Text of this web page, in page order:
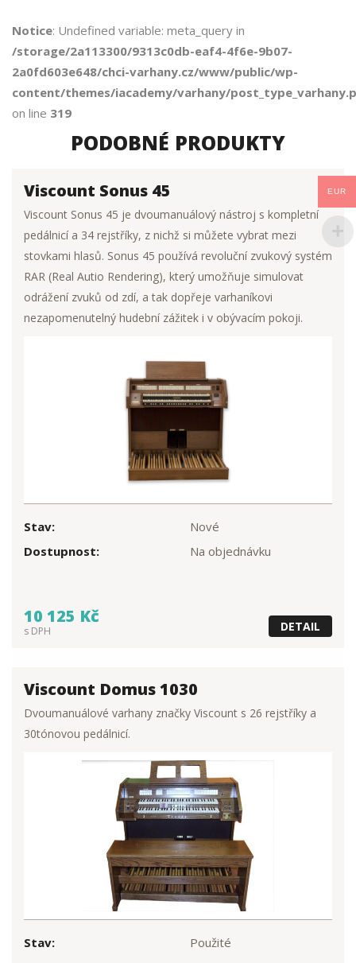
Notice: Undefined variable: meta_query in
/storage/2a113300/9313c0db-eaf4-4f6e-9b07-
2a0fd603e648/chci-varhany.cz/www/public/wp-
content/themes/iacademy/varhany/
on line 319
PODOBNÉ PRODUKTY
Viscount Sonus 45
Viscount Sonus 45 je dvoumanuálový nástroj s kompletní
pedálnicí a 34 rejstříky, z nichž si můžete vybrat mezi
stovkami hlasů. Sonus 45 používá revoluční zvukový systém
RAR (Real Autio Rendering), který umožňuje simulovat
odrážení zvuků od zdí, a tak dopřeje varhaníkovi
nezapomenutelný hudební zážitek i v obývacím pokoji.
Stav:
Nové
Dostupnost:
Na objednávku
10 125 Kč
s DPH DETAIL
Viscount Domus 1030
Dvoumanuálové varhany značky Viscount s 26 rejstříky a
30tónovou pedálnicí.
Stav:
Použité
EUR